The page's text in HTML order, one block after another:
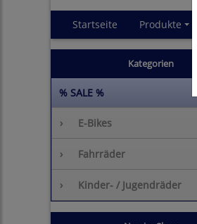
Startseite Produkte
Kategorien
% SALE %
› E-Bikes
› Fahrräder
› Kinder- / Jugendräder